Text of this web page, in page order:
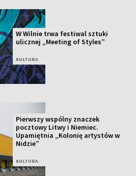
W Wilnie trwa festiwal sztuki
ulicznej „Meeting of Styles”
KULTURA
Pierwszy wspólny znaczek
pocztowy Litwy i Niemiec.
Upamiętnia „Kolonię artystów w
Nidzie”
KULTURA